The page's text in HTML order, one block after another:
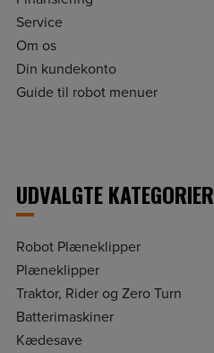
Service
Om os
Din kundekonto
Guide til robot menuer
UDVALGTE KATEGORIER
Robot Plæneklipper
Plæneklipper
Traktor, Rider og Zero Turn
Batterimaskiner
Kædesave